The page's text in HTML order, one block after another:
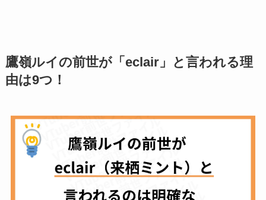
鷹嶺ルイの前世が「eclair」と言われる理
由は9つ！